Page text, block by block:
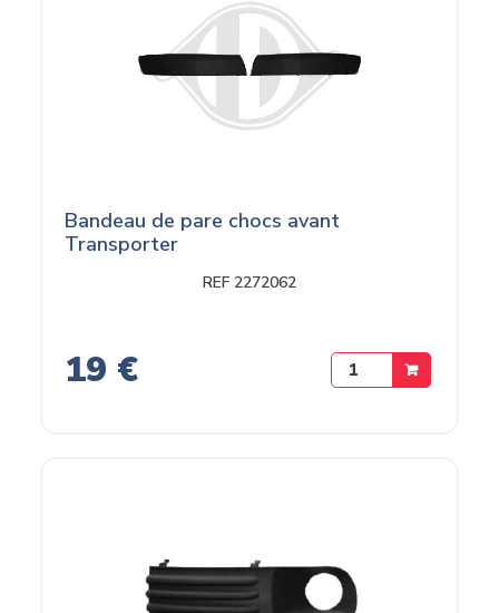
Bandeau de pare chocs avant
Transporter
REF 2272062
19 €